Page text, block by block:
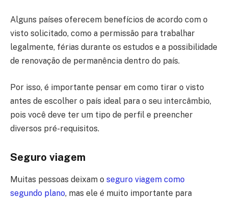
Alguns países oferecem benefícios de acordo com o
visto solicitado, como a permissão para trabalhar
legalmente, férias durante os estudos e a possibilidade
de renovação de permanência dentro do país.
Por isso, é importante pensar em como tirar o visto
antes de escolher o país ideal para o seu intercâmbio,
pois você deve ter um tipo de perfil e preencher
diversos pré-requisitos.
Seguro viagem
Muitas pessoas deixam o seguro viagem como
segundo plano, mas ele é muito importante para